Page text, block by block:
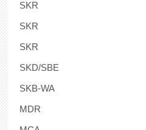
SKR
SKR
SKR
SKD/SBE
SKB-WA
MDR